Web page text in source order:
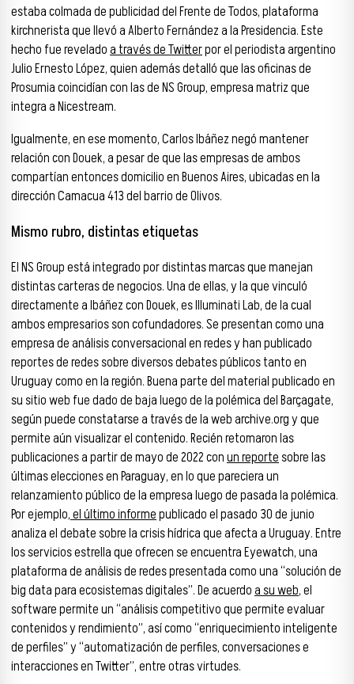
estaba colmada de publicidad del Frente de Todos, plataforma
kirchnerista que llevó a Alberto Fernández a la Presidencia. Este
hecho fue reveladoa través de Twitterpor el periodista argentino
Julio Ernesto López, quien además detalló que las oficinas de
Prosumia coincidían con las de NS Group, empresa matriz que
integra a Nicestream.
Igualmente, en ese momento, Carlos Ibáñez negó mantener
relación con Douek, a pesar de que las empresas de ambos
compartían entonces domicilio en Buenos Aires, ubicadas en la
dirección Camacua 413 del barrio de Olivos.
Mismo rubro, distintas etiquetas
El NS Group está integrado por distintas marcas que manejan
distintas carteras de negocios. Una de ellas, y la que vinculó
directamente a Ibáñez con Douek, es Illuminati Lab, de la cual
ambos empresarios son cofundadores. Se presentan como una
empresa de análisis conversacional en redes y han publicado
reportes de redes sobre diversos debates públicos tanto en
Uruguay como en la región. Buena parte del material publicado en
su sitio web fue dado de baja luego de la polémica del Barçagate,
según puede constatarse a través de la web archive.org y que
permite aún visualizar el contenido. Recién retomaron las
publicaciones a partir de mayo de 2022 conun reportesobre las
últimas elecciones en Paraguay, en lo que pareciera un
relanzamiento público de la empresa luego de pasada la polémica.
Por ejemplo,el último informepublicado el pasado 30 de junio
analiza el debate sobre la crisis hídrica que afecta a Uruguay. Entre
los servicios estrella que ofrecen se encuentra Eyewatch, una
plataforma de análisis de redes presentada como una “solución de
big data para ecosistemas digitales”. De acuerdoa su web, el
software permite un “análisis competitivo que permite evaluar
contenidos y rendimiento”, así como “enriquecimiento inteligente
de perfiles” y “automatización de perfiles, conversaciones e
interacciones en Twitter”, entre otras virtudes.